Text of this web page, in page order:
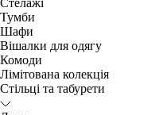
Стелажі
Тумби
Шафи
Вішалки для одягу
Комоди
Лімітована колекція
Стільці та табурети